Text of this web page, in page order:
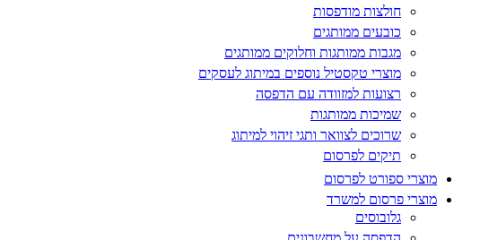
חולצות מודפסות
כובעים ממותגים
מגבות ממותגות וחלוקים ממותגים
מוצרי טקסטיל נוספים במיתוג לעסקים
רצועות למזוודה עם הדפסה
שמיכות ממותגות
שרוכים לצוואר ותגי זיהוי למיתוג
תיקים לפרסום
מוצרי ספורט לפרסום
מוצרי פרסום למשרד
גלובוסים